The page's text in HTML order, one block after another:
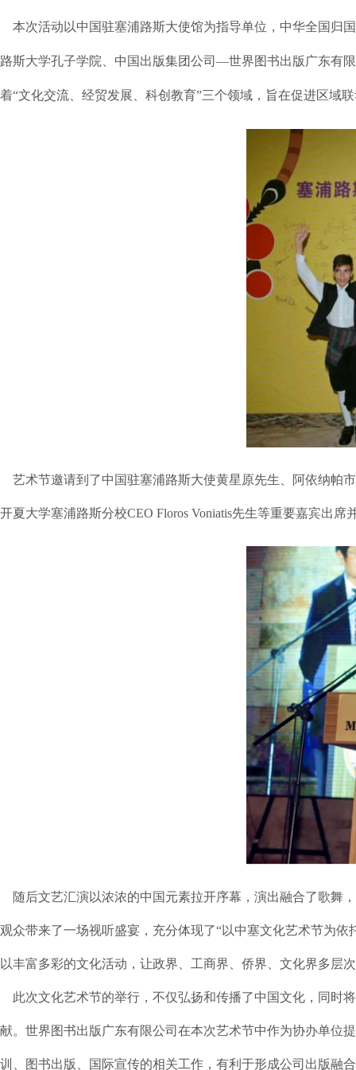
本次活动以中国驻塞浦路斯大使馆为指导单位，中华全国归
路斯大学孔子学院、中国出版集团公司—世界图书出版广东有
着“文化交流、经贸发展、科创教育”三个领域，旨在促进区域
艺术节邀请到了中国驻塞浦路斯大使黄星原先生、阿依纳帕
开夏大学塞浦路斯分校CEO Floros Voniatis先生等重要嘉宾出席
随后文艺汇演以浓浓的中国元素拉开序幕，演出融合了歌舞
观众带来了一场视听盛宴，充分体现了“以中塞文化艺术节为
以丰富多彩的文化活动，让政界、工商界、侨界、文化界多层
此次文化艺术节的举行，不仅弘扬和传播了中国文化，同时
献。世界图书出版广东有限公司在本次艺术节中作为协办单位
训、图书出版、国际宣传的相关工作，有利于形成公司出版融